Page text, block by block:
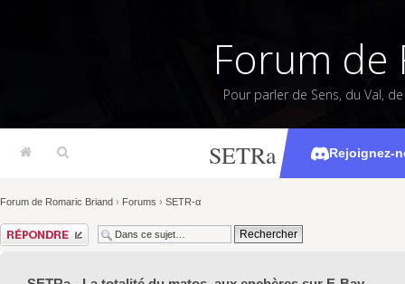
Forum de
Pour parler de Sens, du Val,
Rejoignez-
SETRa - La totalité
Forum de Romaric Briand › Forums › SETR-α
Répondre